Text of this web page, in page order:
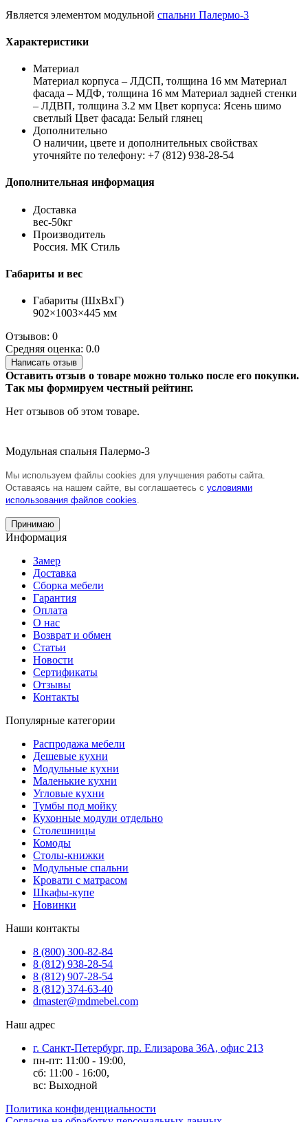
Является элементом модульной спальни Палермо-3
Характеристики
Материал
Материал корпуса – ЛДСП, толщина 16 мм Материал
фасада – МДФ, толщина 16 мм Материал задней стенки
– ЛДВП, толщина 3.2 мм Цвет корпуса: Ясень шимо
светлый Цвет фасада: Белый глянец
Дополнительно
О наличии, цвете и дополнительных свойствах
уточняйте по телефону: +7 (812) 938-28-54
Дополнительная информация
Доставка
вес-50кг
Производитель
Россия. МК Стиль
Габариты и вес
Габариты (ШхВхГ)
902×1003×445 мм
Отзывов: 0
Средняя оценка: 0.0
Написать отзыв
Оставить отзыв о товаре можно только после его покупки.
Так мы формируем честный рейтинг.
Нет отзывов об этом товаре.
Модульная спальня Палермо-3
Мы используем файлы cookies для улучшения работы сайта.
Оставаясь на нашем сайте, вы соглашаетесь с условиями
использования файлов cookies.
Принимаю
Информация
Замер
Доставка
Сборка мебели
Гарантия
Оплата
О нас
Возврат и обмен
Статьи
Новости
Сертификаты
Отзывы
Контакты
Популярные категории
Распродажа мебели
Дешевые кухни
Модульные кухни
Маленькие кухни
Угловые кухни
Тумбы под мойку
Кухонные модули отдельно
Столешницы
Комоды
Столы-книжки
Модульные спальни
Кровати с матрасом
Шкафы-купе
Новинки
Наши контакты
8 (800) 300-82-84
8 (812) 938-28-54
8 (812) 907-28-54
8 (812) 374-63-40
dmaster@mdmebel.com
Наш адрес
г. Санкт-Петербург, пр. Елизарова 36А, офис 213
пн-пт: 11:00 - 19:00,
сб: 11:00 - 16:00,
вс: Выходной
Политика конфиденциальности